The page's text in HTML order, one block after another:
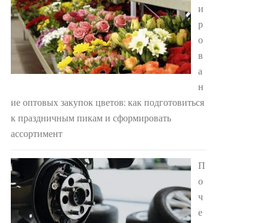
и
р
о
в
а
н
ие оптовых закупок цветов: как подготовиться
к праздничным пикам и сформировать
ассортимент
П
о
ч
е